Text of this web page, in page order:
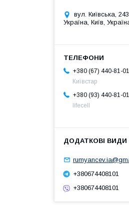
вул. Київська,
Україна, Київ,
+380 (67) 440-81-01
Київстар
+380 (93) 440-81-01
lifecell
+380674408101
+380674408101